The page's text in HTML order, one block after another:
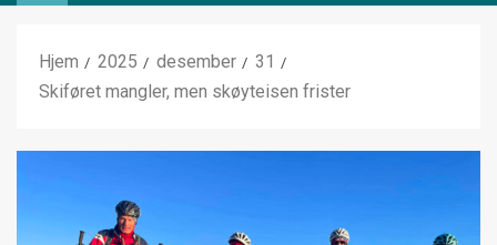
Hjem 2025 desember
31
Skiføret mangler, men skøyteisen frister